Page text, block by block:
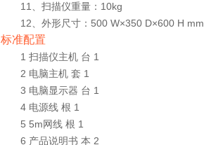
11、扫描仪重量：10kg
12、外形尺寸：500 W×350 D×600 H mm
标准配置
1 扫描仪主机 台 1
2 电脑主机 套 1
3 电脑显示器 台 1
4 电源线 根 1
5 5m网线 根 1
6 产品说明书 本 2